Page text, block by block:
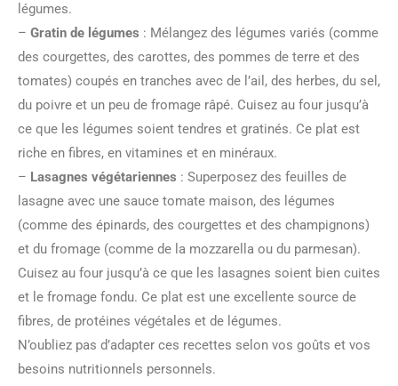
légumes.
– Gratin de légumes : Mélangez des légumes variés (comme
des courgettes, des carottes, des pommes de terre et des
tomates) coupés en tranches avec de l’ail, des herbes, du sel,
du poivre et un peu de fromage râpé. Cuisez au four jusqu’à
ce que les légumes soient tendres et gratinés. Ce plat est
riche en fibres, en vitamines et en minéraux.
– Lasagnes végétariennes : Superposez des feuilles de
lasagne avec une sauce tomate maison, des légumes
(comme des épinards, des courgettes et des champignons)
et du fromage (comme de la mozzarella ou du parmesan).
Cuisez au four jusqu’à ce que les lasagnes soient bien cuites
et le fromage fondu. Ce plat est une excellente source de
fibres, de protéines végétales et de légumes.
N’oubliez pas d’adapter ces recettes selon vos goûts et vos
besoins nutritionnels personnels.